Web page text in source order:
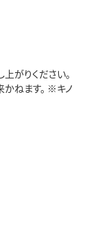
がりください。
ねます。 ※キノ